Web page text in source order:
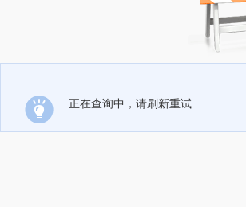
正在查询中，请刷新重试